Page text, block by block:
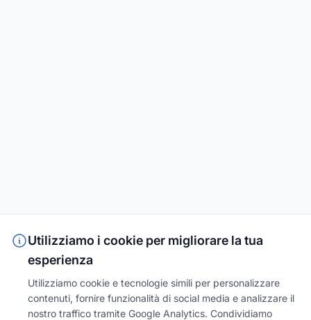
Utilizziamo i cookie per migliorare la tua
esperienza
Utilizziamo cookie e tecnologie simili per personalizzare
contenuti, fornire funzionalità di social media e analizzare il
nostro traffico tramite Google Analytics. Condividiamo